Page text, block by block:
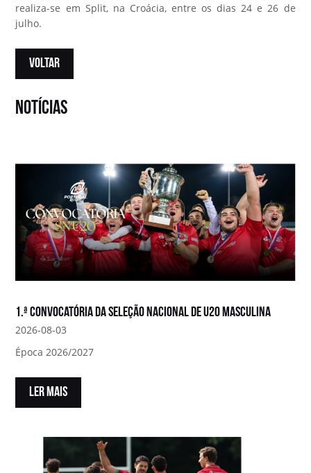
realiza-se em Split, na Croácia, entre os dias 24 e 26 de
julho.
VOLTAR
notícias
1.ª convocatória da Seleção Nacional de U20 Masculina
2026-08-03
Época 2026/2027
LER MAIS